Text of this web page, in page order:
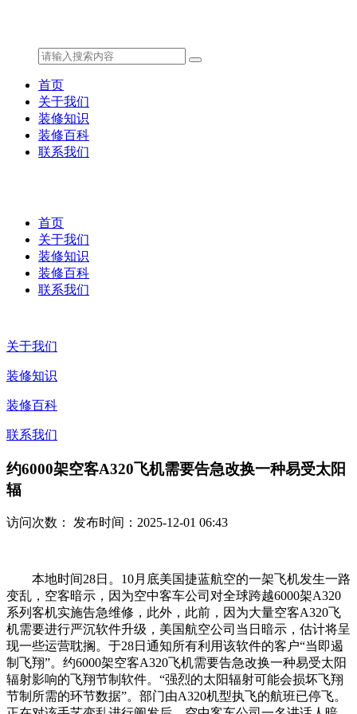
首页
关于我们
装修知识
装修百科
联系我们
首页
关于我们
装修知识
装修百科
联系我们
关于我们
装修知识
装修百科
联系我们
约6000架空客A320飞机需要告急改换一种易受太阳
辐
访问次数： 发布时间：2025-12-01 06:43
本地时间28日。10月底美国捷蓝航空的一架飞机发生一路
变乱，空客暗示，因为空中客车公司对全球跨越6000架A320
系列客机实施告急维修，此外，此前，因为大量空客A320飞
机需要进行严沉软件升级，美国航空公司当日暗示，估计将呈
现一些运营耽搁。于28日通知所有利用该软件的客户“当即遏
制飞翔”。约6000架空客A320飞机需要告急改换一种易受太阳
辐射影响的飞翔节制软件。“强烈的太阳辐射可能会损坏飞翔
节制所需的环节数据”。部门由A320机型执飞的航班已停飞。